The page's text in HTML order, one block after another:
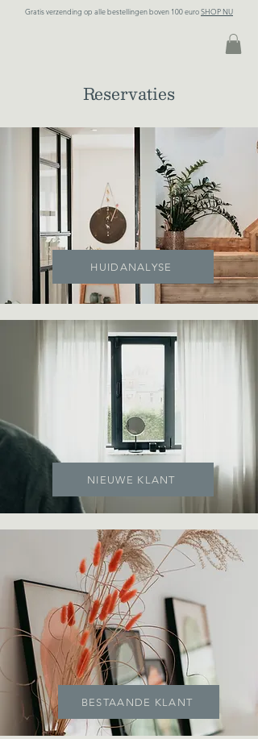
Gratis verzending op alle bestellingen boven 100 euroSHOP NU
Reservaties
HUIDANALYSE
NIEUWE KLANT
BESTAANDE KLANT